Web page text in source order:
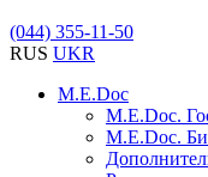
(044) 355-11-50
RUS UKR
M.E.Doc
M.E.Doc.
M.E.Doc.